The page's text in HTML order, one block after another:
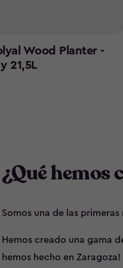
Wood Planter -
21,5L
¿Qué hemos
Somos una de las
Hemos creado una gama
hemos hecho en Zaragoza!